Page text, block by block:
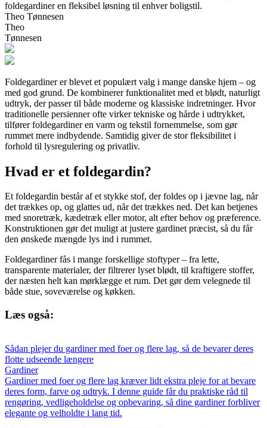
foldegardiner en fleksibel løsning til enhver boligstil.
Theo Tønnesen
Theo
Tønnesen
Foldegardiner er blevet et populært valg i mange danske hjem – og
med god grund. De kombinerer funktionalitet med et blødt, naturligt
udtryk, der passer til både moderne og klassiske indretninger. Hvor
traditionelle persienner ofte virker tekniske og hårde i udtrykket,
tilfører foldegardiner en varm og tekstil fornemmelse, som gør
rummet mere indbydende. Samtidig giver de stor fleksibilitet i
forhold til lysregulering og privatliv.
Hvad er et foldegardin?
Et foldegardin består af et stykke stof, der foldes op i jævne lag, når
det trækkes op, og glattes ud, når det trækkes ned. Det kan betjenes
med snoretræk, kædetræk eller motor, alt efter behov og præference.
Konstruktionen gør det muligt at justere gardinet præcist, så du får
den ønskede mængde lys ind i rummet.
Foldegardiner fås i mange forskellige stoftyper – fra lette,
transparente materialer, der filtrerer lyset blødt, til kraftigere stoffer,
der næsten helt kan mørklægge et rum. Det gør dem velegnede til
både stue, soveværelse og køkken.
Læs også:
Sådan plejer du gardiner med foer og flere lag, så de bevarer deres
flotte udseende længere
Gardiner
Gardiner med foer og flere lag kræver lidt ekstra pleje for at bevare
deres form, farve og udtryk. I denne guide får du praktiske råd til
rengøring, vedligeholdelse og opbevaring, så dine gardiner forbliver
elegante og velholdte i lang tid.